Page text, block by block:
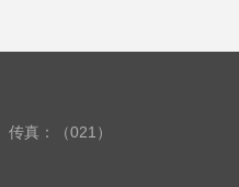
传真：（021）